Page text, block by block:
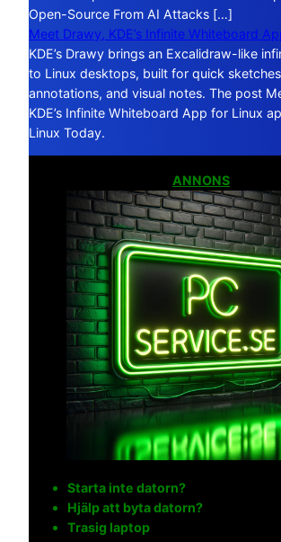
Open-Source From AI Attacks […]
Meet Drawy, KDE’s Infinite Whiteboard
KDE’s Drawy brings an Excalidraw-like
to Linux desktops, built for quick
annotations, and visual notes. The post
KDE’s Infinite Whiteboard App for Linux
Linux Today.
ANNONS
Starta inte datorn?
Hjälp att byta datorn?
Trasig laptop